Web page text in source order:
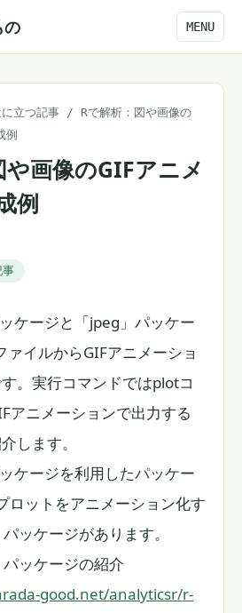
の MENU
立つ記事 /
Rで解析：図や画像の
例
や画像のGIFアニメ
例
事
ケージと「jpeg」パッケー
ァイルからGIFアニメーショ
。実行コマンドではplotコ
アニメーションで出力する
します。
ケージを利用したパッケー
ロットをアニメーション化す
ッケージがあります。
ッケージの紹介
good.net/analyticsr/r-